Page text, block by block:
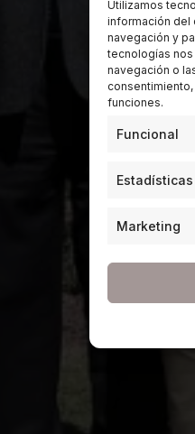
Utilizamos
información del
navegación y
tecnologías
navegación o
funciones.
Funcional
Estadísticas
Marketing